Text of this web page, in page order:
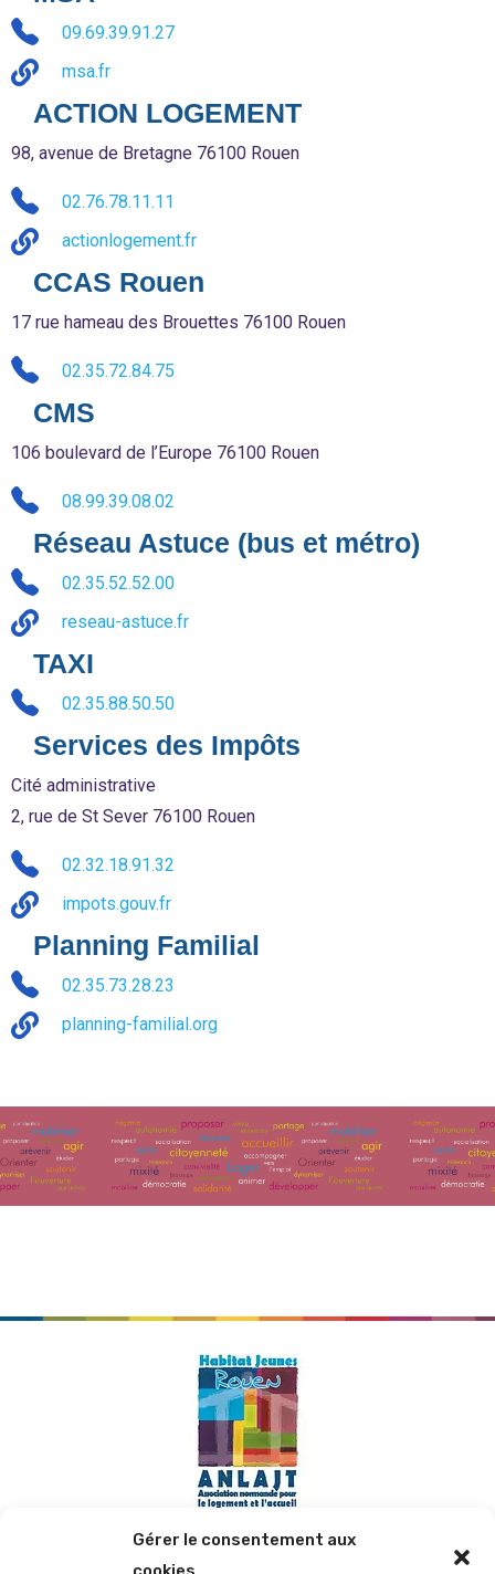
Gérer le consentement aux
09.69.39.91.27
msa.fr
ACTION LOGEMENT
98, avenue de Bretagne 76100 Rouen
02.76.78.11.11
actionlogement.fr
CCAS Rouen
17 rue hameau des Brouettes 76100 Rouen
02.35.72.84.75
CMS
106 boulevard de l’Europe 76100 Rouen
08.99.39.08.02
Réseau Astuce (bus et métro)
02.35.52.52.00
reseau-astuce.fr
TAXI
02.35.88.50.50
Services des Impôts
Cité administrative
2, rue de St Sever 76100 Rouen
02.32.18.91.32
impots.gouv.fr
Planning Familial
02.35.73.28.23
planning-familial.org